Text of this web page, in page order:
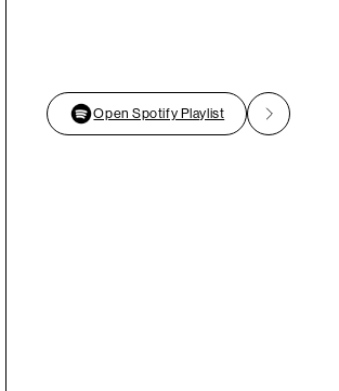
Open Spotify Playlist